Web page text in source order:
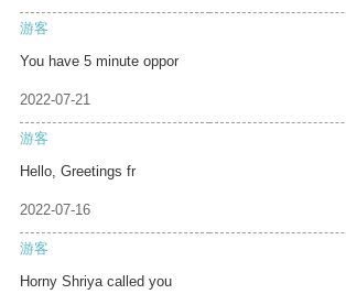
游客
You have 5 minute oppor
2022-07-21
游客
Hello, Greetings fr
2022-07-16
游客
Horny Shriya called you